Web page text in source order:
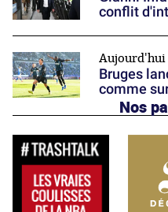
conflit
Aujourd'hui
Bruges
comme
Nos